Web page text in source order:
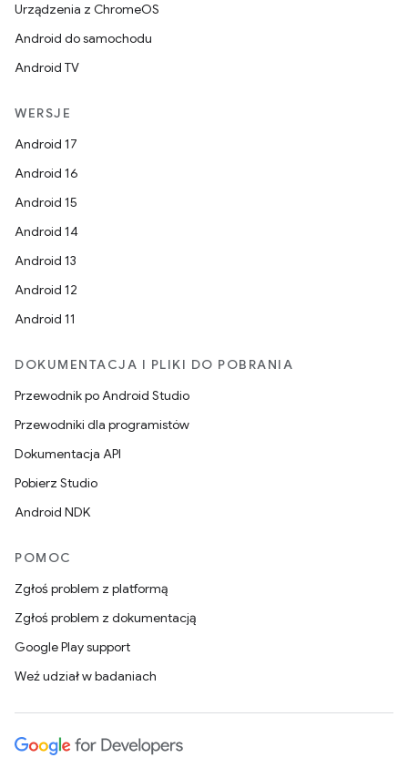
Urządzenia z ChromeOS
Android do samochodu
Android TV
WERSJE
Android 17
Android 16
Android 15
Android 14
Android 13
Android 12
Android 11
DOKUMENTACJA I PLIKI DO POBRANIA
Przewodnik po Android Studio
Przewodniki dla programistów
Dokumentacja API
Pobierz Studio
Android NDK
POMOC
Zgłoś problem z platformą
Zgłoś problem z dokumentacją
Google Play support
Weź udział w badaniach